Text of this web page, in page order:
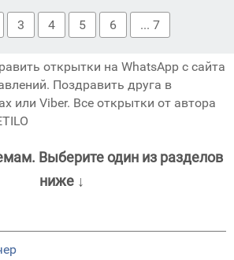
3 4 5 6 ... 7
открытки на WhatsApp с сайта
Поздравить друга в
или Viber. Все открытки от автора
Выберите один из разделов
ниже ↓